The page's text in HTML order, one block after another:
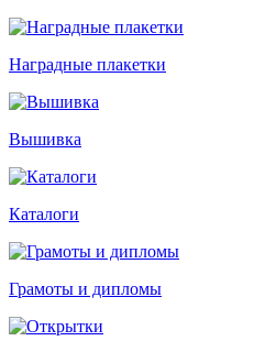
Наградные плакетки
Вышивка
Каталоги
Грамоты и дипломы